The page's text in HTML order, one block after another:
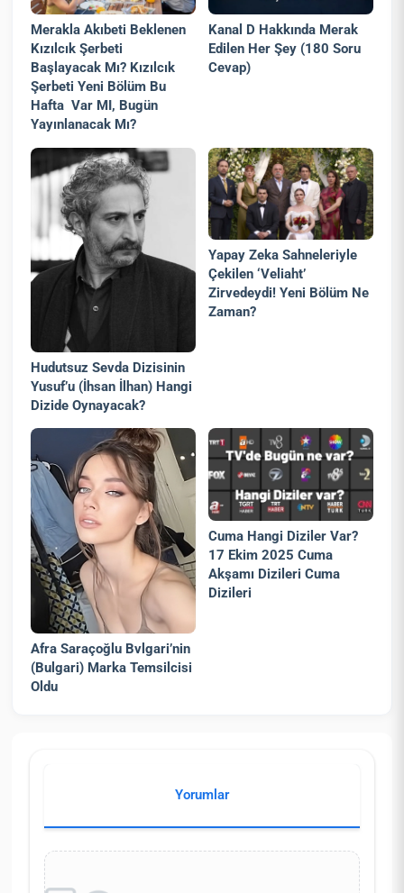
Merakla Akıbeti Beklenen
Kızılcık Şerbeti
Başlayacak Mı? Kızılcık
Şerbeti Yeni Bölüm Bu
Hafta Var MI, Bugün
Yayınlanacak Mı?
Kanal D Hakkında Merak
Edilen Her Şey (180 Soru
Cevap)
Hudutsuz Sevda Dizisinin
Yusuf’u (İhsan İlhan) Hangi
Dizide Oynayacak?
Yapay Zeka Sahneleriyle
Çekilen ‘Veliaht’
Zirvedeydi! Yeni Bölüm Ne
Zaman?
Afra Saraçoğlu Bvlgari’nin
(Bulgari) Marka Temsilcisi
Oldu
Cuma Hangi Diziler Var?
17 Ekim 2025 Cuma
Akşamı Dizileri Cuma
Dizileri
Yorumlar